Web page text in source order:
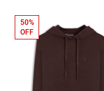
50%
OFF